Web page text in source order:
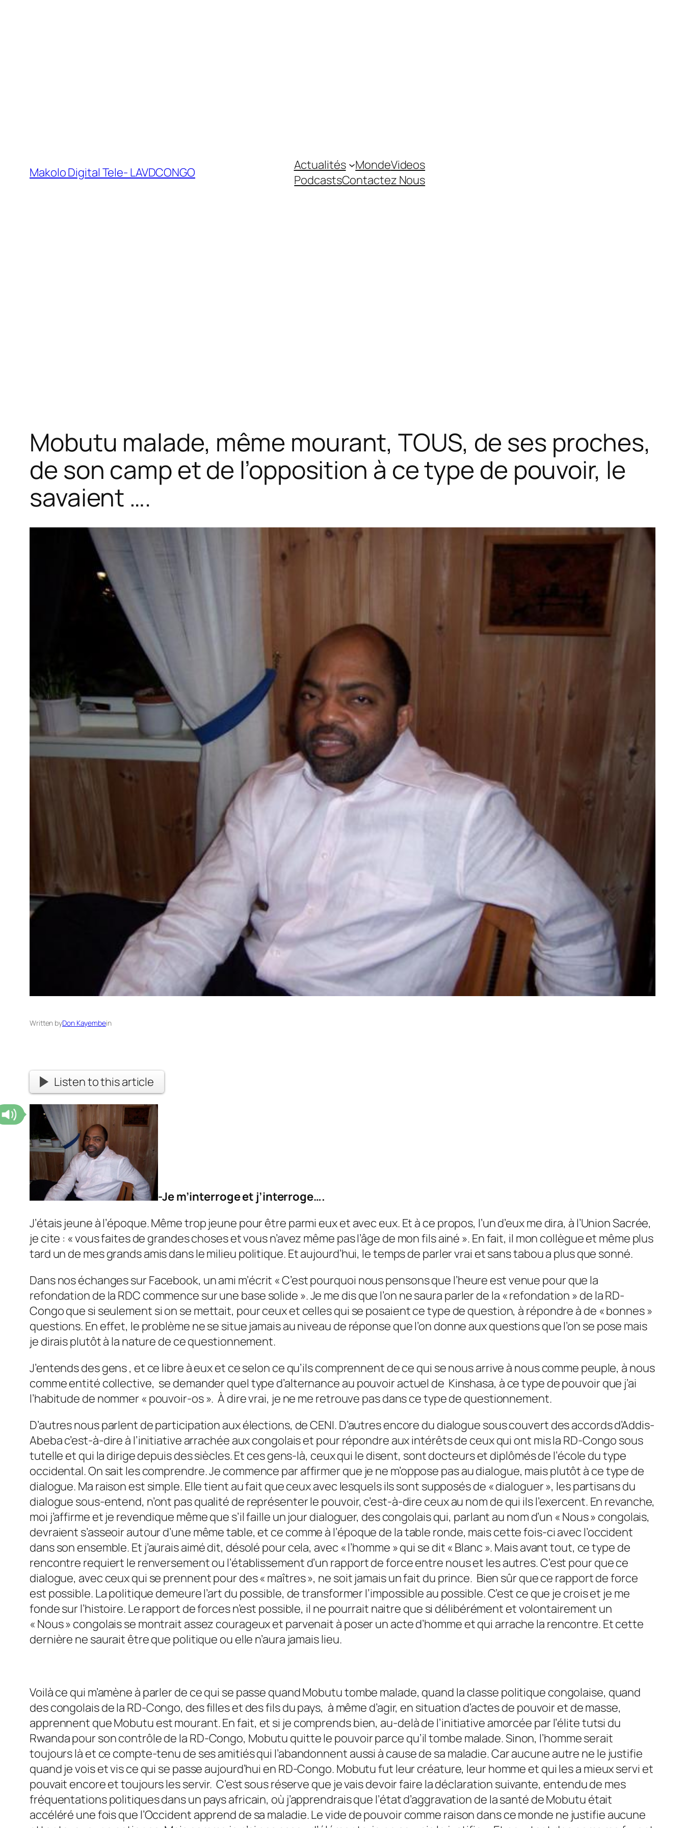
Makolo Digital Tele- LAVDCONGO Actualités MondeVideos
PodcastsContactez Nous
Mobutu malade, même mourant, TOUS, de ses proches,
de son camp et de l’opposition à ce type de pouvoir, le
savaient ….
Written byDon Kayembein
Listen to this article
-Je m’interroge et j’interroge….
J’étais jeune à l’époque. Même trop jeune pour être parmi eux et avec eux. Et à ce propos, l’un d’eux me dira, à l’Union Sacrée,
je cite : « vous faites de grandes choses et vous n’avez même pas l’âge de mon fils ainé ». En fait, il mon collègue et même plus
tard un de mes grands amis dans le milieu politique. Et aujourd’hui, le temps de parler vrai et sans tabou a plus que sonné.
Dans nos échanges sur Facebook, un ami m’écrit « C’est pourquoi nous pensons que l’heure est venue pour que la
refondation de la RDC commence sur une base solide ». Je me dis que l’on ne saura parler de la « refondation » de la RD-
Congo que si seulement si on se mettait, pour ceux et celles qui se posaient ce type de question, à répondre à de « bonnes »
questions. En effet, le problème ne se situe jamais au niveau de réponse que l’on donne aux questions que l’on se pose mais
je dirais plutôt à la nature de ce questionnement.
J’entends des gens , et ce libre à eux et ce selon ce qu’ils comprennent de ce qui se nous arrive à nous comme peuple, à nous
comme entité collective, se demander quel type d’alternance au pouvoir actuel de Kinshasa, à ce type de pouvoir que j’ai
l’habitude de nommer « pouvoir-os ». À dire vrai, je ne me retrouve pas dans ce type de questionnement.
D’autres nous parlent de participation aux élections, de CENI. D’autres encore du dialogue sous couvert des accords d’Addis-
Abeba c’est-à-dire à l’initiative arrachée aux congolais et pour répondre aux intérêts de ceux qui ont mis la RD-Congo sous
tutelle et qui la dirige depuis des siècles. Et ces gens-là, ceux qui le disent, sont docteurs et diplômés de l’école du type
occidental. On sait les comprendre. Je commence par affirmer que je ne m’oppose pas au dialogue, mais plutôt à ce type de
dialogue. Ma raison est simple. Elle tient au fait que ceux avec lesquels ils sont supposés de « dialoguer », les partisans du
dialogue sous-entend, n’ont pas qualité de représenter le pouvoir, c’est-à-dire ceux au nom de qui ils l’exercent. En revanche,
moi j’affirme et je revendique même que s’il faille un jour dialoguer, des congolais qui, parlant au nom d’un « Nous » congolais,
devraient s’asseoir autour d’une même table, et ce comme à l’époque de la table ronde, mais cette fois-ci avec l’occident
dans son ensemble. Et j’aurais aimé dit, désolé pour cela, avec « l’homme » qui se dit « Blanc ». Mais avant tout, ce type de
rencontre requiert le renversement ou l’établissement d’un rapport de force entre nous et les autres. C’est pour que ce
dialogue, avec ceux qui se prennent pour des « maîtres », ne soit jamais un fait du prince. Bien sûr que ce rapport de force
est possible. La politique demeure l’art du possible, de transformer l’impossible au possible. C’est ce que je crois et je me
fonde sur l’histoire. Le rapport de forces n’est possible, il ne pourrait naitre que si délibérément et volontairement un
« Nous » congolais se montrait assez courageux et parvenait à poser un acte d’homme et qui arrache la rencontre. Et cette
dernière ne saurait être que politique ou elle n’aura jamais lieu.
Voilà ce qui m’amène à parler de ce qui se passe quand Mobutu tombe malade, quand la classe politique congolaise, quand
des congolais de la RD-Congo, des filles et des fils du pays, à même d’agir, en situation d’actes de pouvoir et de masse,
apprennent que Mobutu est mourant. En fait, et si je comprends bien, au-delà de l’initiative amorcée par l’élite tutsi du
Rwanda pour son contrôle de la RD-Congo, Mobutu quitte le pouvoir parce qu’il tombe malade. Sinon, l’homme serait
toujours là et ce compte-tenu de ses amitiés qui l’abandonnent aussi à cause de sa maladie. Car aucune autre ne le justifie
quand je vois et vis ce qui se passe aujourd’hui en RD-Congo. Mobutu fut leur créature, leur homme et qui les a mieux servi et
pouvait encore et toujours les servir. C’est sous réserve que je vais devoir faire la déclaration suivante, entendu de mes
fréquentations politiques dans un pays africain, où j’apprendrais que l’état d’aggravation de la santé de Mobutu était
accéléré une fois que l’Occident apprend de sa maladie. Le vide de pouvoir comme raison dans ce monde ne justifie aucune